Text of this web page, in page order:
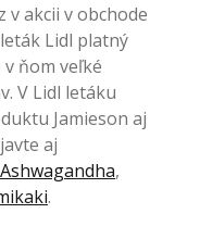
v akcii v obchode
Lidl platný
v ňom veľké
V Lidl letáku
Jamieson aj
aj
Ashwagandha,
.